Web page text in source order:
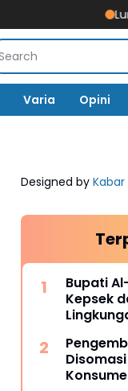
Lumpur
Varia Opini
Designed by Kabar
Bupati
Kepsek